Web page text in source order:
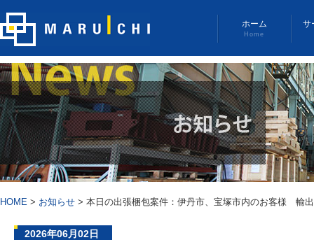
ホーム
Home
サ
HOME > お知らせ > 本日の出張梱包案件：伊丹市、宝塚市内のお客様 輸
2026年06月02日